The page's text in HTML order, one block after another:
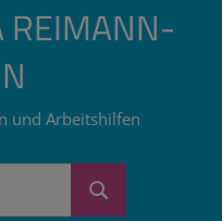
REIMANN-
und Arbeitshilfen
Suchen